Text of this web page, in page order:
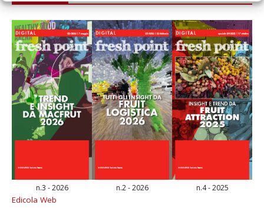
n.3 - 2026 n.2 - 2026 n.4 - 2025
Edicola Web